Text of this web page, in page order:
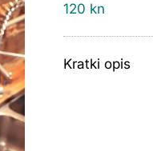
120 kn
Kratki opis